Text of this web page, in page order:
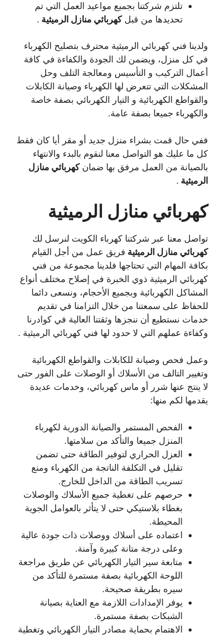
تلتزم شركتنا بجميع مواعيد العمل التي تم
تحديدها من قبلكهربائي منازل الرميثية .
ولدينا فني كهربائي الرميثية محترف بتصليح الكهرباء
في كل منزل، ويضمن لك الجودة والكفاءة في كافة
أعمال التركيب و التأسيس ومعالجة التلف وحل
المشكلات التي تتعرض لها الكهرباء وصيانة الكابلات
والقواطع الكهربائية و التيار الكهربائي بصفة خاصة
والكهرباء جميعا بصفة عامة.
ففي حال قمت بشراء منزل جديد أو مقر أيا كان فقط
كل ما عليك هو التواصل معنا لنقوم بالبدء والانتهاء
بالصيانة من العمل مرفق بها ضمانكهربائي منازل
الرميثية .
كهربائي منازل الرميثية
تواصل معنا عبر شركتنا كهرباء الكويت لنرسل لك
كهربائي منازل الرميثية فريق عمل من أجل القيام
بكافة المهام التي تحتاجها فلدينا مجموعة من فني
كهربائي الرميثية ذوي الخبرة في إصلاح مختلف أنواع
المشاكل الكهربائية وبجميع الأحجام، ونسعى دائما
للحفاظ على سمعتنا من خلال التزامنا في تقديم
خدمات نستطيع أن ننجزها وثقتنا العالية في كوادرنا
وكفاءة عملهم التي لا حدود لها فني كهربائي الرميثية .
وعمل فحص وصيانة للكابلات والقواطع الكهربائية
وتغيير التالف من الأسلاك أو الوصلات على الفور حتى
لا ينتج عنها شرر أو ماس كهربائي، وخدمات عديدة
يقدمها لكم منها:
الفحص المستمر والصيانة الدورية لكهرباء
المنزل جميعا والتأكد من سلامتها.
العزل الحراري لتوفير الطاقة حتى تضمن
تقليل في التكلفة الناتجة من الكهرباء ومنع
تسريب الطاقة من الداخل للخارج.
حرصهم على تغطية جميع الأسلاك والوصلات
بغطاء بلاستيكي حتى لا يتأثر بالعوامل الجوية
المحيطة.
اعتماده على أسلاك ووصلات ذات جودة عالية
وعلى درجة متانة كبيرة وآمنة.
متابعة سير التيار الكهربائي عن طريق مراجعة
اللوحة الكهربائية بصفة مستمرة للتأكد من
سيره بطريقة صحيحة.
يوفر الإمدادات اللازمة مع العناية بصيانة
الشبكات بصفة مستمرة.
الاهتمام بحماية مصادر التيار الكهربائي وتغطية